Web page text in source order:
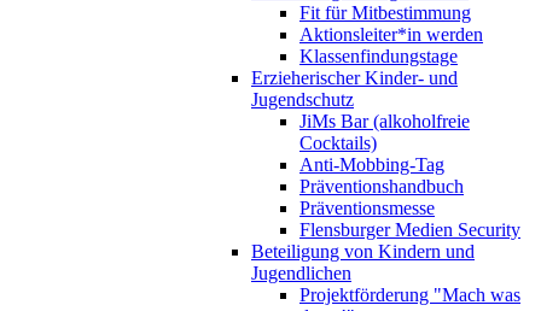
Fit für Mitbestimmung
Aktionsleiter*in werden
Klassenfindungstage
Erzieherischer Kinder- und
Jugendschutz
JiMs Bar (alkoholfreie
Cocktails)
Anti-Mobbing-Tag
Präventionshandbuch
Präventionsmesse
Flensburger Medien Security
Beteiligung von Kindern und
Jugendlichen
Projektförderung "Mach was